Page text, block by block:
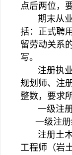
点后两位，
期末从业
括：正式聘
留劳动关系
写。
注册执业
规划师、注
整数，要求
一级注册
一级注册
注册土木
工程师（岩